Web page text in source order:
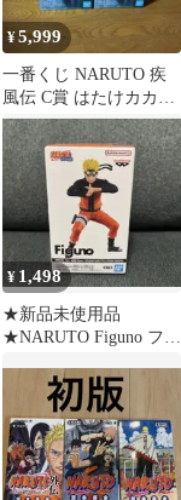
¥5,999
一番くじ NARUTO 疾
風伝 C賞 はたけカカシ
2体セット
¥ 1,498
★新品未使用品
★NARUTO Figuno フィ